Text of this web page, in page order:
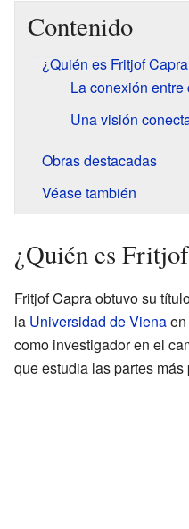
Contenido
¿Quién es Fritjof
La conexión
Una visión
Obras destacadas
Véase también
¿Quién es
Fritjof Capra obtuvo su
la Universidad de Viena
como investigador en el
que estudia las partes